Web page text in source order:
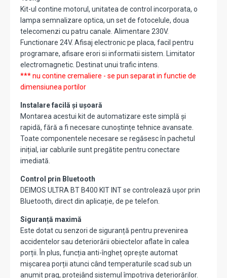
Kit-ul contine motorul, unitatea de control incorporata, o
lampa semnalizare optica, un set de fotocelule, doua
telecomenzi cu patru canale. Alimentare 230V.
Functionare 24V. Afisaj electronic pe placa, facil pentru
programare, afisare erori si informatii sistem. Limitator
electromagnetic. Destinat unui trafic intens.
*** nu contine cremaliere - se pun separat in functie de
dimensiunea portilor
Instalare facilă și ușoară
Montarea acestui kit de automatizare este simplă și
rapidă, fără a fi necesare cunoștințe tehnice avansate.
Toate componentele necesare se regăsesc în pachetul
inițial, iar cablurile sunt pregătite pentru conectare
imediată.
Control prin Bluetooth
DEIMOS ULTRA BT B400 KIT INT se controlează ușor prin
Bluetooth, direct din aplicație, de pe telefon.
Siguranță maximă
Este dotat cu senzori de siguranță pentru prevenirea
accidentelor sau deteriorării obiectelor aflate în calea
porții. În plus, funcția anti-îngheț oprește automat
mișcarea porții atunci când temperaturile scad sub un
anumit prag, protejând sistemul împotriva deteriorărilor.